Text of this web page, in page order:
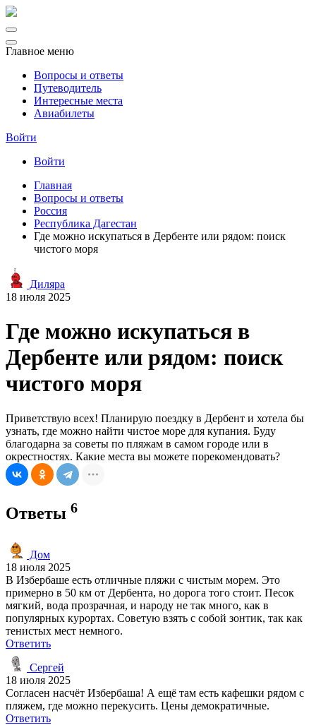
Главное меню
Вопросы и ответы
Путеводитель
Интересные места
Авиабилеты
Войти
Войти
Главная
Вопросы и ответы
Россия
Республика Дагестан
Где можно искупаться в Дербенте или рядом: поиск
чистого моря
Диляра
18 июля 2025
Где можно искупаться в
Дербенте или рядом: поиск
чистого моря
Приветствую всех! Планирую поездку в Дербент и хотела бы
узнать, где можно найти чистое море для купания. Буду
благодарна за советы по пляжам в самом городе или в
окрестностях. Какие места вы можете порекомендовать?
Ответы 6
Дом
18 июля 2025
В Избербаше есть отличные пляжи с чистым морем. Это
примерно в 50 км от Дербента, но дорога того стоит. Песок
мягкий, вода прозрачная, и народу не так много, как в
популярных курортах. Советую взять с собой зонтик, так как
тенистых мест немного.
Ответить
Сергей
18 июля 2025
Согласен насчёт Избербаша! А ещё там есть кафешки рядом с
пляжем, где можно перекусить. Цены демократичные.
Ответить